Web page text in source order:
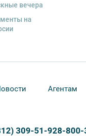
вечера
на
Агентам
309-51-928-